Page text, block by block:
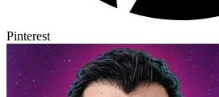
Pinterest